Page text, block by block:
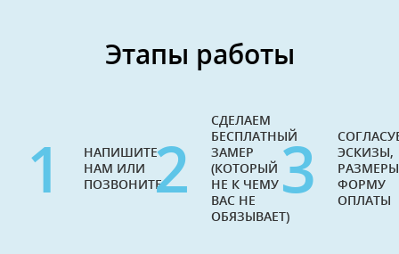
Этапы работы
1
НАПИШИТЕ
НАМ ИЛИ
ПОЗВОНИТЕ2
СДЕЛАЕМ
БЕСПЛАТНЫЙ
ЗАМЕР
(КОТОРЫЙ
НЕ К ЧЕМУ
ВАС НЕ
ОБЯЗЫВАЕТ)
3
ЭСКИЗЫ,
ФОРМУ
ОПЛАТЫ